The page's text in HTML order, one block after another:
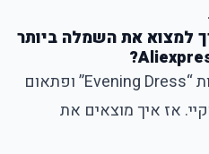
למצוא את השמלה ביותר
מכירות את זה שאתן מקלידות “Evening Dress” ופתאום